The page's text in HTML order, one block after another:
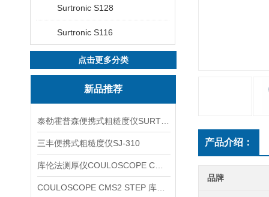
Surtronic S128
Surtronic S116
点击更多分类
新品推荐
三丰便携式粗糙度仪SJ-310 产品介绍：
品牌